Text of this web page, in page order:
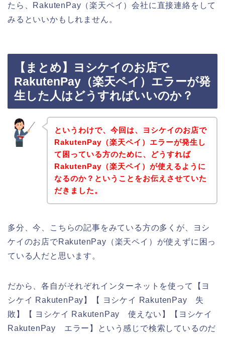
たら、RakutenPay（楽天ペイ）会社に直接連絡をして
みるといいかもしれません。
【まとめ】ヨシケイのお店で
RakutenPay（楽天ペイ）エラーが発
生した人はどうすればいいのか？
というわけで、今回は、ヨシケイのお店で
RakutenPay（楽天ペイ）エラーが発生し
て困っている方のために、どうすれば
RakutenPay（楽天ペイ）が使えるように
なるのか？ということをお伝えさせていた
だきました。
多分、今、こちらの記事をみている方の多くが、ヨシ
ケイのお店でRakutenPay（楽天ペイ）が使えずに困っ
ている人だと思います。
だから、各自がそれぞれインターネットを使って【ヨ
シケイ RakutenPay】【 ヨシケイ RakutenPay 失
敗】【 ヨシケイ RakutenPay 使えない】【ヨシケイ
RakutenPay エラー】という感じで検索しているのだ